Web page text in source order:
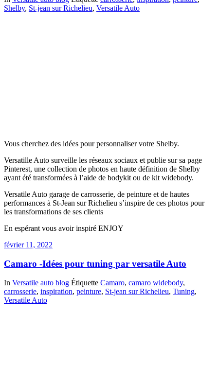
Shelby, St-jean sur Richelieu, Versatile Auto
Vous cherchez des idées pour personnaliser votre Shelby.
Versatille Auto surveille les réseaux sociaux et publie sur sa page
Pinterest, une collection de photos en haute définition de Shelby
ayant été transformées à l’aide de bodykit ou de kit widebody.
Versatile Auto garage de carrosserie, de peinture et de hautes
performances à St-Jean sur Richelieu s’inspire de ces photos pour
les transformations de ses clients
En espérant vous avoir inspiré ENJOY
février 11, 2022
Camaro -Idées pour tuning par versatile Auto
In Versatile auto blog Étiquette Camaro, camaro widebody,
carrosserie, inspiration, peinture, St-jean sur Richelieu, Tuning,
Versatile Auto